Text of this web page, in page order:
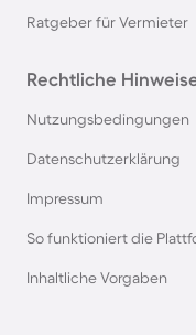
Ratgeber für Vermieter
Rechtliche
Nutzungsbedingungen
Datenschutzerklärung
Impressum
So funktioniert die
Inhaltliche Vorgaben